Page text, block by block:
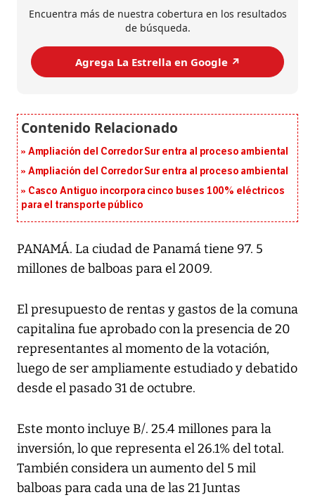
Encuentra más de nuestra cobertura en los resultados
de búsqueda.
Agrega La Estrella en Google ↗️
Ampliación del Corredor Sur entra al proceso ambiental
Ampliación del Corredor Sur entra al proceso ambiental
Casco Antiguo incorpora cinco buses 100% eléctricos
para el transporte público
PANAMÁ. La ciudad de Panamá tiene 97. 5
millones de balboas para el 2009.
El presupuesto de rentas y gastos de la comuna
capitalina fue aprobado con la presencia de 20
representantes al momento de la votación,
luego de ser ampliamente estudiado y debatido
desde el pasado 31 de octubre.
Este monto incluye B/. 25.4 millones para la
inversión, lo que representa el 26.1% del total.
También considera un aumento del 5 mil
balboas para cada una de las 21 Juntas